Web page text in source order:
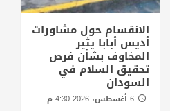
الانقسام حول مشاورات
أديس أبابا يثير
المخاوف بشأن فرص
تحقيق السلام في
السودان